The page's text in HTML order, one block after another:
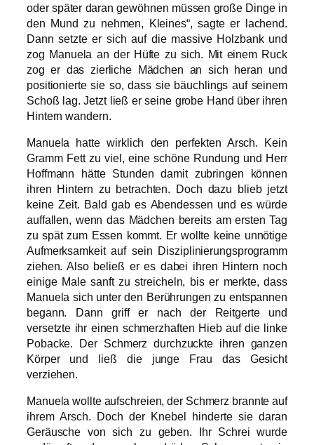
oder später daran gewöhnen müssen große Dinge in
den Mund zu nehmen, Kleines“, sagte er lachend.
Dann setzte er sich auf die massive Holzbank und
zog Manuela an der Hüfte zu sich. Mit einem Ruck
zog er das zierliche Mädchen an sich heran und
positionierte sie so, dass sie bäuchlings auf seinem
Schoß lag. Jetzt ließ er seine grobe Hand über ihren
Hintern wandern.
Manuela hatte wirklich den perfekten Arsch. Kein
Gramm Fett zu viel, eine schöne Rundung und Herr
Hoffmann hätte Stunden damit zubringen können
ihren Hintern zu betrachten. Doch dazu blieb jetzt
keine Zeit. Bald gab es Abendessen und es würde
auffallen, wenn das Mädchen bereits am ersten Tag
zu spät zum Essen kommt. Er wollte keine unnötige
Aufmerksamkeit auf sein Disziplinierungsprogramm
ziehen. Also beließ er es dabei ihren Hintern noch
einige Male sanft zu streicheln, bis er merkte, dass
Manuela sich unter den Berührungen zu entspannen
begann. Dann griff er nach der Reitgerte und
versetzte ihr einen schmerzhaften Hieb auf die linke
Pobacke. Der Schmerz durchzuckte ihren ganzen
Körper und ließ die junge Frau das Gesicht
verziehen.
Manuela wollte aufschreien, der Schmerz brannte auf
ihrem Arsch. Doch der Knebel hinderte sie daran
Geräusche von sich zu geben. Ihr Schrei wurde